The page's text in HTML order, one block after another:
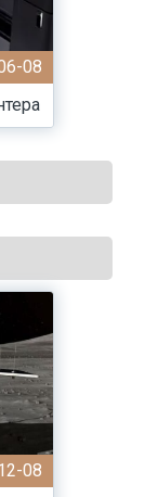
08
08